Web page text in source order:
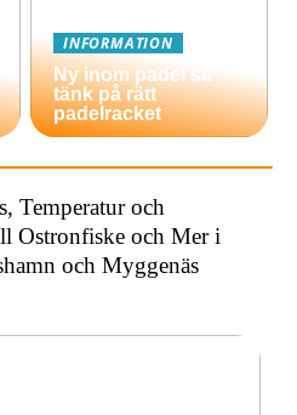
INFORMATION
Ny inom padel så
tänk på rätt
padelracket
Temperatur och
Ostronfiske och Mer i
och Myggenäs